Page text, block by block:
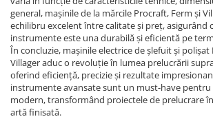
general, mașinile de la mărcile Procraft, Ferm și
echilibru excelent între calitate și preț, asigurând
instrumente este una durabilă și eficientă pe
În concluzie, mașinile electrice de șlefuit și polișat
Villager aduc o revoluție în lumea prelucrării
oferind eficiență, precizie și rezultate
instrumente avansate sunt un must-have pentru
modern, transformând proiectele de prelucrare
artă finisată.